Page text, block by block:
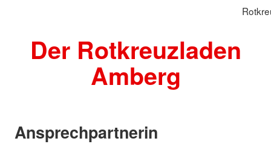
Der Rotkreuzladen
Amberg
Ansprechpartnerin